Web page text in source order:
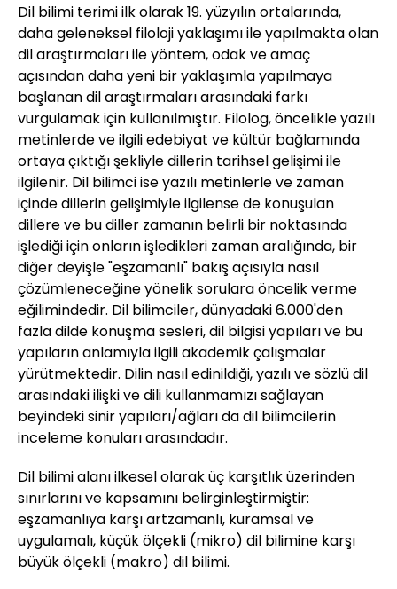
Dil bilimi terimi ilk olarak 19. yüzyılın ortalarında,
daha geleneksel filoloji yaklaşımı ile yapılmakta olan
dil araştırmaları ile yöntem, odak ve amaç
açısından daha yeni bir yaklaşımla yapılmaya
başlanan dil araştırmaları arasındaki farkı
vurgulamak için kullanılmıştır. Filolog, öncelikle yazılı
metinlerde ve ilgili edebiyat ve kültür bağlamında
ortaya çıktığı şekliyle dillerin tarihsel gelişimi ile
ilgilenir. Dil bilimci ise yazılı metinlerle ve zaman
içinde dillerin gelişimiyle ilgilense de konuşulan
dillere ve bu diller zamanın belirli bir noktasında
işlediği için onların işledikleri zaman aralığında, bir
diğer deyişle "eşzamanlı" bakış açısıyla nasıl
çözümleneceğine yönelik sorulara öncelik verme
eğilimindedir. Dil bilimciler, dünyadaki 6.000'den
fazla dilde konuşma sesleri, dil bilgisi yapıları ve bu
yapıların anlamıyla ilgili akademik çalışmalar
yürütmektedir. Dilin nasıl edinildiği, yazılı ve sözlü dil
arasındaki ilişki ve dili kullanmamızı sağlayan
beyindeki sinir yapıları/ağları da dil bilimcilerin
inceleme konuları arasındadır.
Dil bilimi alanı ilkesel olarak üç karşıtlık üzerinden
sınırlarını ve kapsamını belirginleştirmiştir:
eşzamanlıya karşı artzamanlı, kuramsal ve
uygulamalı, küçük ölçekli (mikro) dil bilimine karşı
büyük ölçekli (makro) dil bilimi.